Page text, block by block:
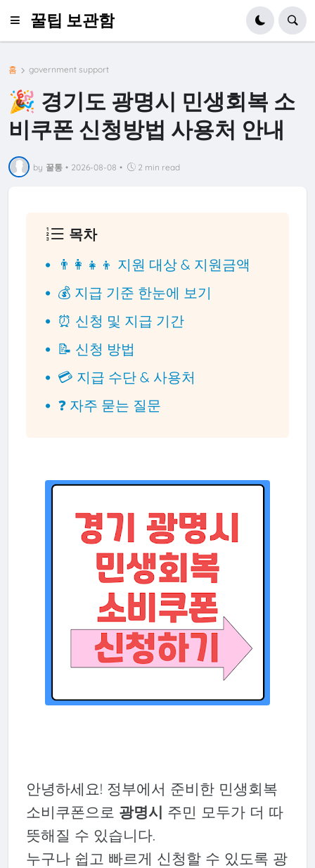
꿀팁 보관함
홈 government support
🎉 경기도 광명시 민생회복 소
비쿠폰 신청방법 사용처 안내
by 꿀통 • 2026-08-08 • 2 min read
목차
👨‍👩‍👧‍👦 지원 대상 & 지원금액
💰 지급 기준 한눈에 보기
⏰ 신청 및 지급 기간
📝 신청 방법
💳 지급 수단 & 사용처
❓ 자주 묻는 질문
안녕하세요! 정부에서 준비한 민생회복
소비쿠폰으로 광명시 주민 모두가 더 따
뜻해질 수 있습니다.
누구나 쉽고 빠르게 신청할 수 있도록 광